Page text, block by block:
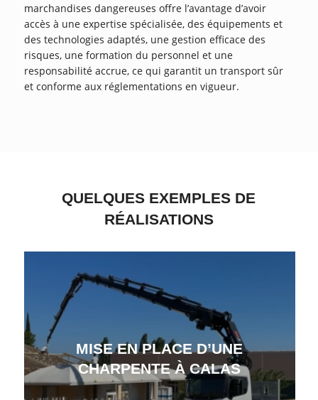
marchandises dangereuses offre l’avantage d’avoir
accès à une expertise spécialisée, des équipements et
des technologies adaptés, une gestion efficace des
risques, une formation du personnel et une
responsabilité accrue, ce qui garantit un transport sûr
et conforme aux réglementations en vigueur.
QUELQUES EXEMPLES DE
RÉALISATIONS
MISE EN PLACE D’UNE
CHARPENTE À CALAS